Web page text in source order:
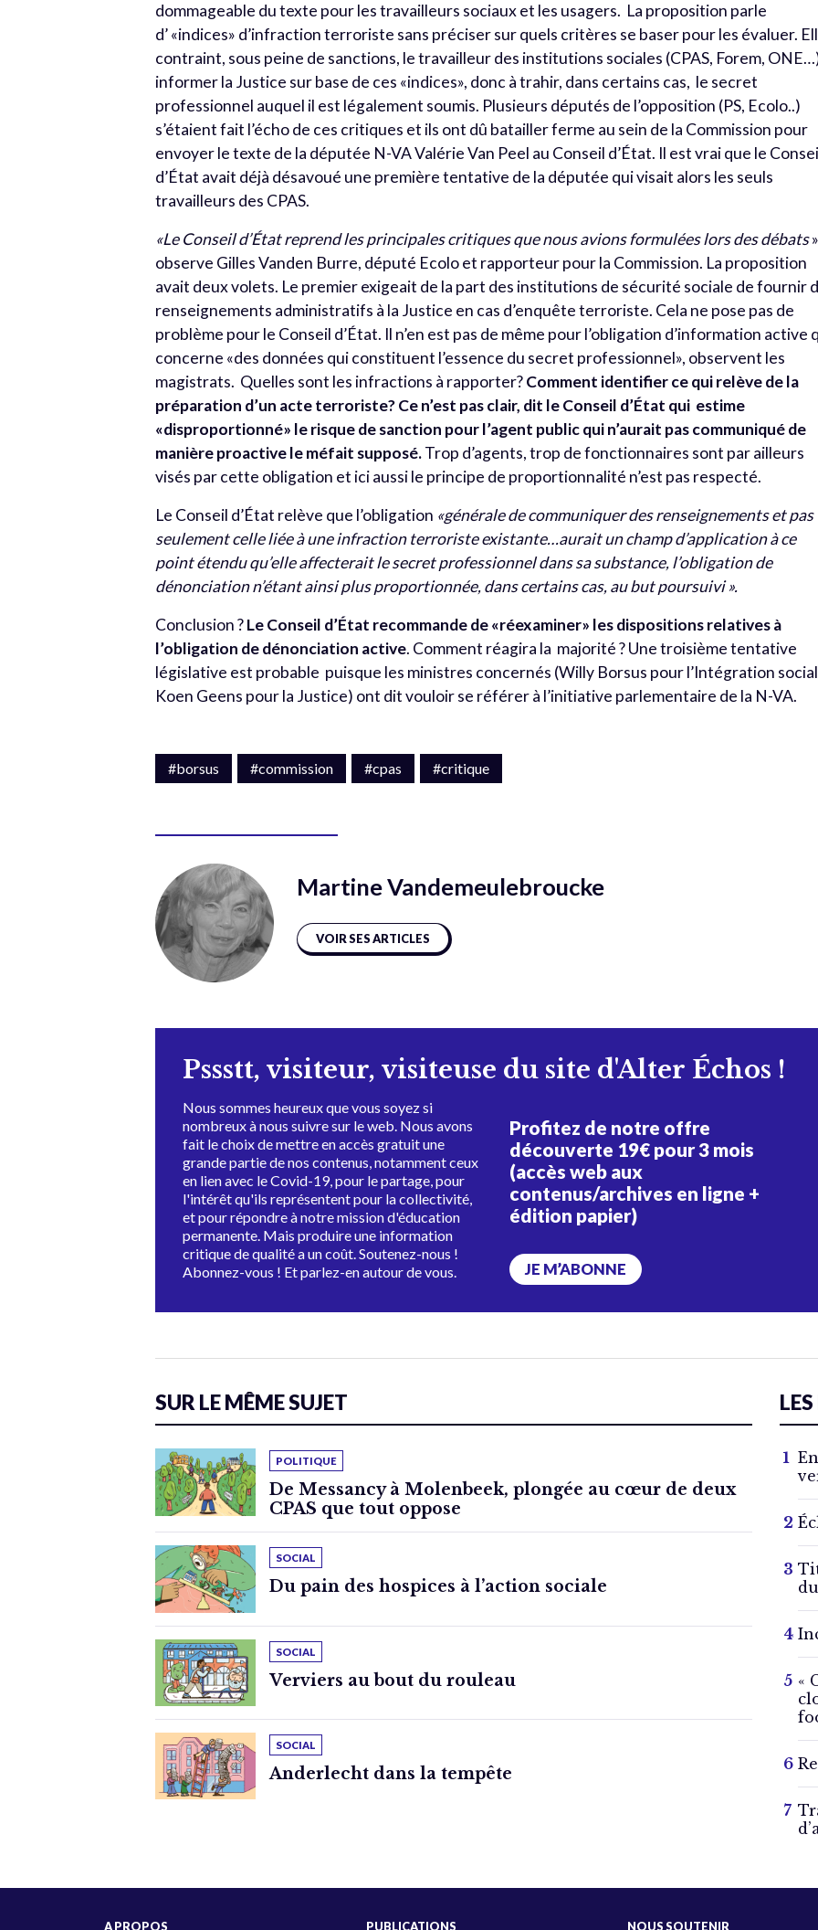
dommageable du texte pour les travailleurs sociaux et les usagers. La proposition parle
d’ «indices» d’infraction terroriste sans préciser sur quels critères se baser pour les évaluer.
contraint, sous peine de sanctions, le travailleur des institutions sociales (CPAS, Forem,
informer la Justice sur base de ces «indices», donc à trahir, dans certains cas, le secret
professionnel auquel il est légalement soumis. Plusieurs députés de l’opposition (PS, Ecolo..)
s’étaient fait l’écho de ces critiques et ils ont dû batailler ferme au sein de la Commission pour
envoyer le texte de la députée N-VA Valérie Van Peel au Conseil d’État. Il est vrai que le
d’État avait déjà désavoué une première tentative de la députée qui visait alors les seuls
travailleurs des CPAS.
«Le Conseil d’État reprend les principales critiques que nous avions formulées lors des débats
observe Gilles Vanden Burre, député Ecolo et rapporteur pour la Commission. La proposition
avait deux volets. Le premier exigeait de la part des institutions de sécurité sociale de fournir
renseignements administratifs à la Justice en cas d’enquête terroriste. Cela ne pose pas de
problème pour le Conseil d’État. Il n’en est pas de même pour l’obligation d’information active
concerne «des données qui constituent l’essence du secret professionnel», observent les
magistrats. Quelles sont les infractions à rapporter?Comment identifier ce qui relève de la
préparation d’un acte terroriste? Ce n’est pas clair, dit le Conseil d’État qui estime
«disproportionné» le risque de sanction pour l’agent public qui n’aurait pas communiqué de
manière proactive le méfait supposé.Trop d’agents, trop de fonctionnaires sont par ailleurs
visés par cette obligation et ici aussi le principe de proportionnalité n’est pas respecté.
Le Conseil d’État relève que l’obligation «générale de communiquer des renseignements et pas
seulement celle liée à une infraction terroriste existante…aurait un champ d’application à ce
point étendu qu’elle affecterait le secret professionnel dans sa substance, l’obligation de
dénonciation n’étant ainsi plus proportionnée, dans certains cas, au but poursuivi ».
Conclusion ?Le Conseil d’État recommande de «réexaminer» les dispositions relatives à
l’obligation de dénonciation active. Comment réagira la majorité ? Une troisième tentative
législative est probable puisque les ministres concernés (Willy Borsus pour l’Intégration
Koen Geens pour la Justice) ont dit vouloir se référer à l’initiative parlementaire de la N-VA.
#borsus #commission #cpas #critique
Martine Vandemeulebroucke
VOIR SES ARTICLES
Pssstt, visiteur, visiteuse du site d'Alter Échos !
Nous sommes heureux que vous soyez si
nombreux à nous suivre sur le web. Nous avons
fait le choix de mettre en accès gratuit une
grande partie de nos contenus, notamment ceux
en lien avec le Covid-19, pour le partage, pour
l'intérêt qu'ils représentent pour la collectivité,
et pour répondre à notre mission d'éducation
permanente. Mais produire une information
critique de qualité a un coût. Soutenez-nous !
Abonnez-vous ! Et parlez-en autour de vous.
Profitez de notre offre
découverte 19€ pour 3 mois
(accès web aux
contenus/archives en ligne +
édition papier)
JE M’ABONNE
SUR LE MÊME SUJET
POLITIQUE
De Messancy à Molenbeek, plongée au cœur de deux
CPAS que tout oppose
SOCIAL
Du pain des hospices à l’action sociale
SOCIAL
Verviers au bout du rouleau
SOCIAL
Anderlecht dans la tempête
«
A PROPOS PUBLICATIONS NOUS SOUTENIR